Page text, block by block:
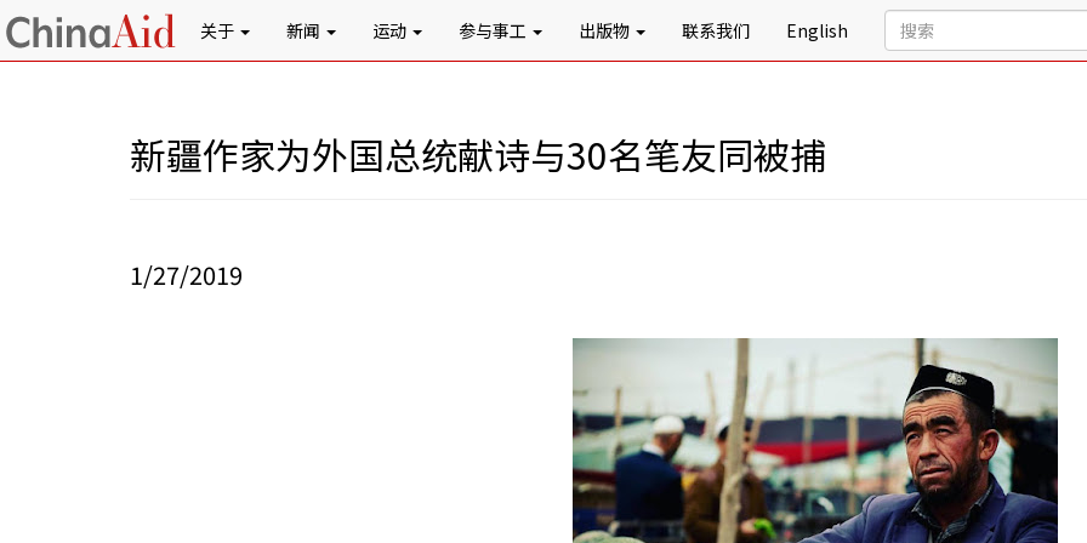
关于 新闻 运动 参与事工 出版物 联系我们 English
新疆作家为外国总统献诗与30名笔友同被捕
1/27/2019